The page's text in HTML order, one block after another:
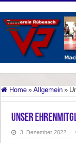
Home » Allgemein »
Unser
3. Dezember 2022